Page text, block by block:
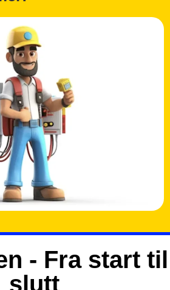
- Fra start til
slutt